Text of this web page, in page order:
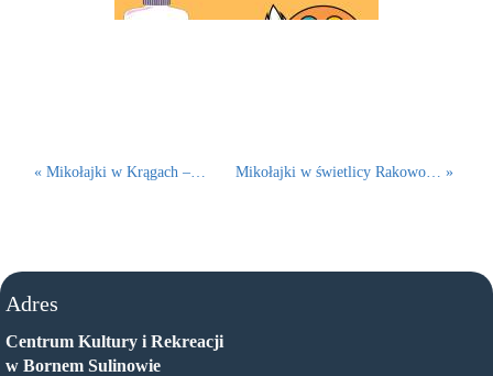
« Mikołajki w Krągach –… Mikołajki w świetlicy Rakowo… »
Adres
Centrum Kultury i Rekreacji
w Bornem Sulinowie